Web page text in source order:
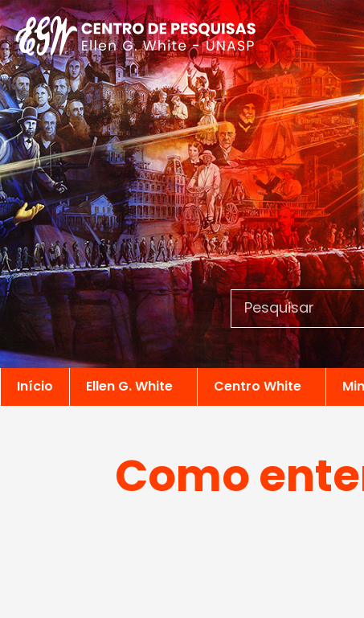
Início Ellen G. White Centro White
Como